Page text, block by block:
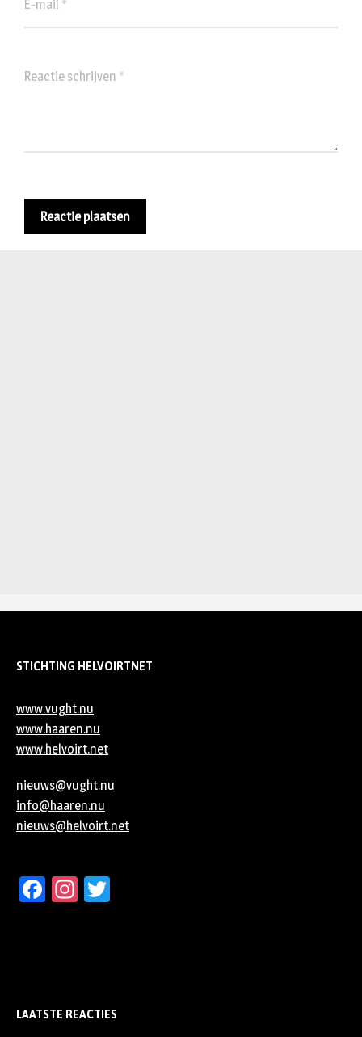
STICHTING HELVOIRTNET
www.vught.nu
www.haaren.nu
www.helvoirt.net
nieuws@vught.nu
info@haaren.nu
nieuws@helvoirt.net
Facebook
Instagram
LAATSTE REACTIES